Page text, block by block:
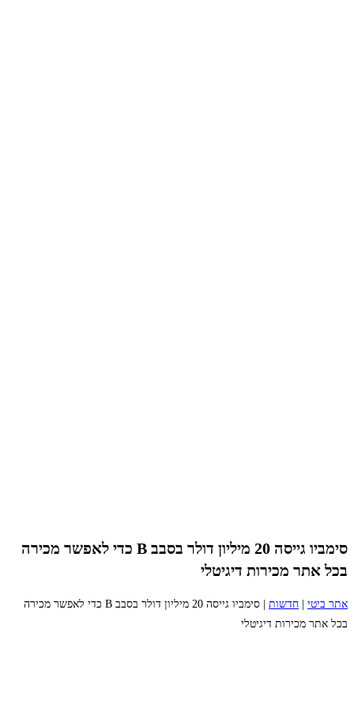
סימביו גייסה 20 מיליון דולר בסבב B כדי לאפשר מכירה
בכל אתר מכירות דיגיטלי
אתר ביטי חדשות
סימביו גייסה 20 מיליון דולר בסבב B כדי לאפשר מכירה
בכל אתר מכירות דיגיטלי